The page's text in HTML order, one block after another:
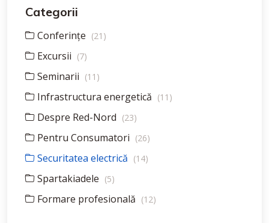
Categorii
Conferințe (21)
Excursii (7)
Seminarii (11)
Infrastructura energetică (11)
Despre Red-Nord (23)
Pentru Consumatori (26)
Securitatea electrică (14)
Spartakiadele (5)
Formare profesională (12)